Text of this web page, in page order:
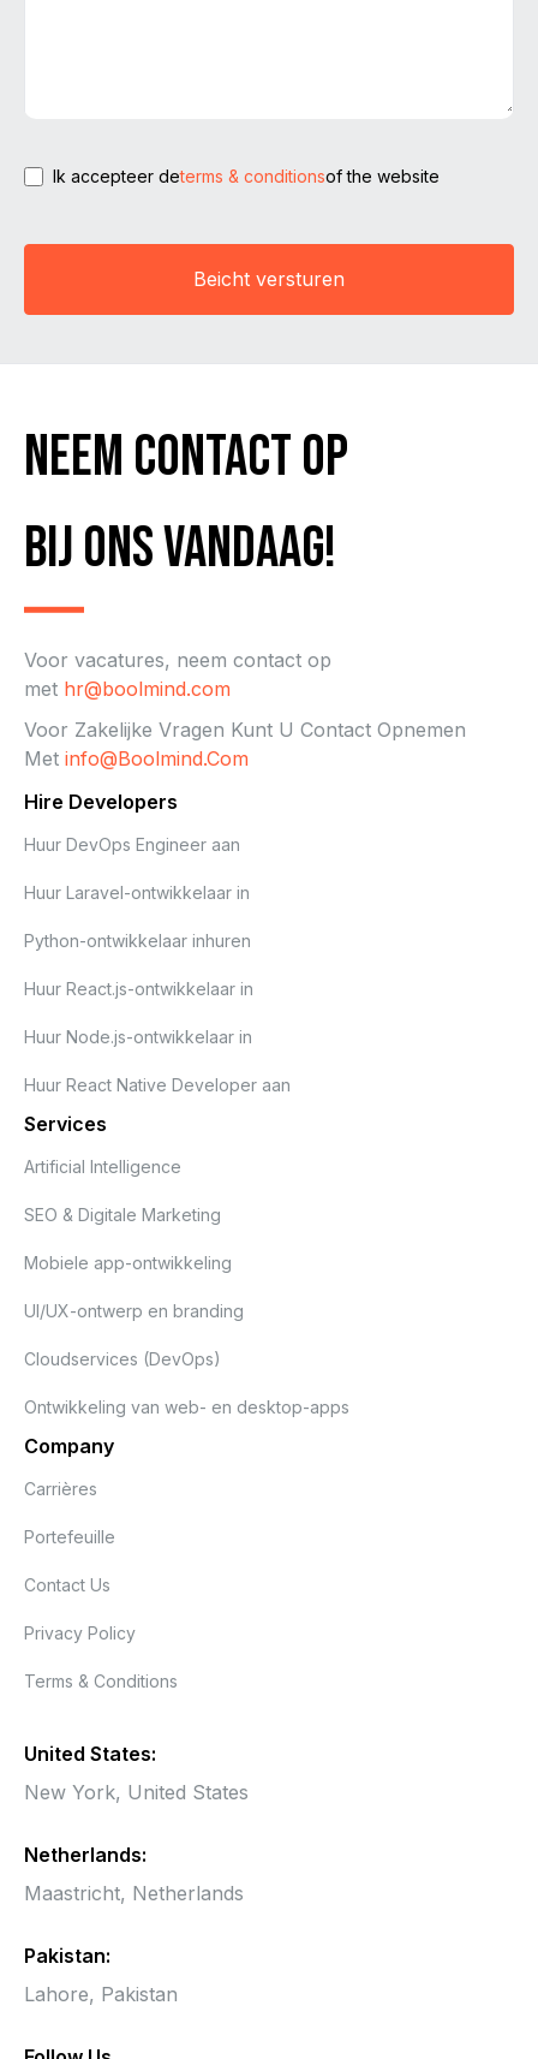
Ik accepteer determs & conditionsof the website
Beicht versturen
neem contact op
bij ons vandaag!
Voor vacatures, neem contact op
met hr@boolmind.com
Voor Zakelijke Vragen Kunt U Contact Opnemen
Met Info@boolmind.com
Hire Developers
Huur DevOps Engineer aan
Huur Laravel-ontwikkelaar in
Python-ontwikkelaar inhuren
Huur React.js-ontwikkelaar in
Huur Node.js-ontwikkelaar in
Huur React Native Developer aan
Services
Artificial Intelligence
SEO & Digitale Marketing
Mobiele app-ontwikkeling
UI/UX-ontwerp en branding
Cloudservices (DevOps)
Ontwikkeling van web- en desktop-apps
Company
Carrières
Portefeuille
Contact Us
Privacy Policy
Terms & Conditions
United States:
New York, United States
Netherlands:
Maastricht, Netherlands
Pakistan:
Lahore, Pakistan